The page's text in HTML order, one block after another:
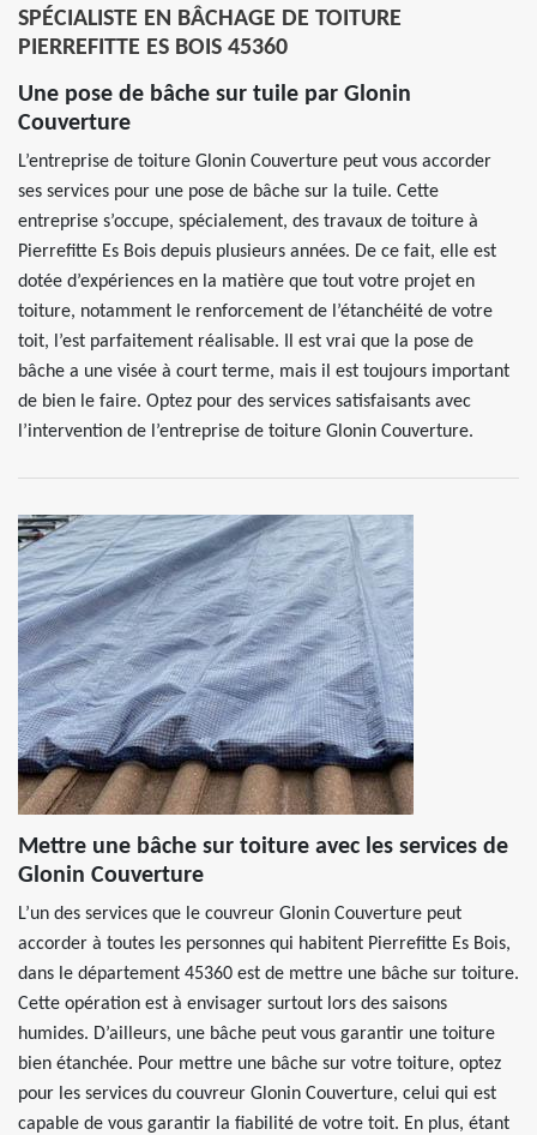
SPÉCIALISTE EN BÂCHAGE DE TOITURE
PIERREFITTE ES BOIS 45360
Une pose de bâche sur tuile par Glonin
Couverture
L’entreprise de toiture Glonin Couverture peut vous accorder
ses services pour une pose de bâche sur la tuile. Cette
entreprise s’occupe, spécialement, des travaux de toiture à
Pierrefitte Es Bois depuis plusieurs années. De ce fait, elle est
dotée d’expériences en la matière que tout votre projet en
toiture, notamment le renforcement de l’étanchéité de votre
toit, l’est parfaitement réalisable. Il est vrai que la pose de
bâche a une visée à court terme, mais il est toujours important
de bien le faire. Optez pour des services satisfaisants avec
l’intervention de l’entreprise de toiture Glonin Couverture.
Mettre une bâche sur toiture avec les services de
Glonin Couverture
L’un des services que le couvreur Glonin Couverture peut
accorder à toutes les personnes qui habitent Pierrefitte Es Bois,
dans le département 45360 est de mettre une bâche sur toiture.
Cette opération est à envisager surtout lors des saisons
humides. D’ailleurs, une bâche peut vous garantir une toiture
bien étanchée. Pour mettre une bâche sur votre toiture, optez
pour les services du couvreur Glonin Couverture, celui qui est
capable de vous garantir la fiabilité de votre toit. En plus, étant